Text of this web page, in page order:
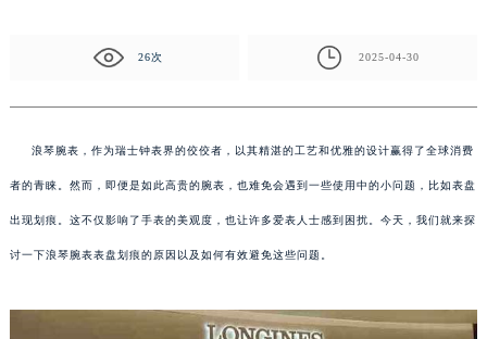
26次 2025-04-30
浪琴腕表，作为瑞士钟表界的佼佼者，以其精湛的工艺和优雅的设计赢得了全球消费
者的青睐。然而，即便是如此高贵的腕表，也难免会遇到一些使用中的小问题，比如表盘
出现划痕。这不仅影响了手表的美观度，也让许多爱表人士感到困扰。今天，我们就来探
讨一下浪琴腕表表盘划痕的原因以及如何有效避免这些问题。